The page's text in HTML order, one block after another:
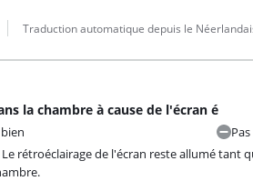
Traduction automatique depuis le
la chambre à cause de l'écran é
rétroéclairage de l'écran reste allumé